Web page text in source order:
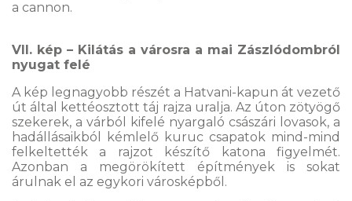
a cannon.
VII. kép – Kilátás a városra a mai Zászlódombról
nyugat felé
A kép legnagyobb részét a Hatvani-kapun át vezető
út által kettéosztott táj rajza uralja. Az úton zötyögő
szekerek, a várból kifelé nyargaló császári lovasok, a
hadállásaikból kémlelő kuruc csapatok mind-mind
felkeltették a rajzot készítő katona figyelmét.
Azonban a megörökített építmények is sokat
árulnak el az egykori városképből.